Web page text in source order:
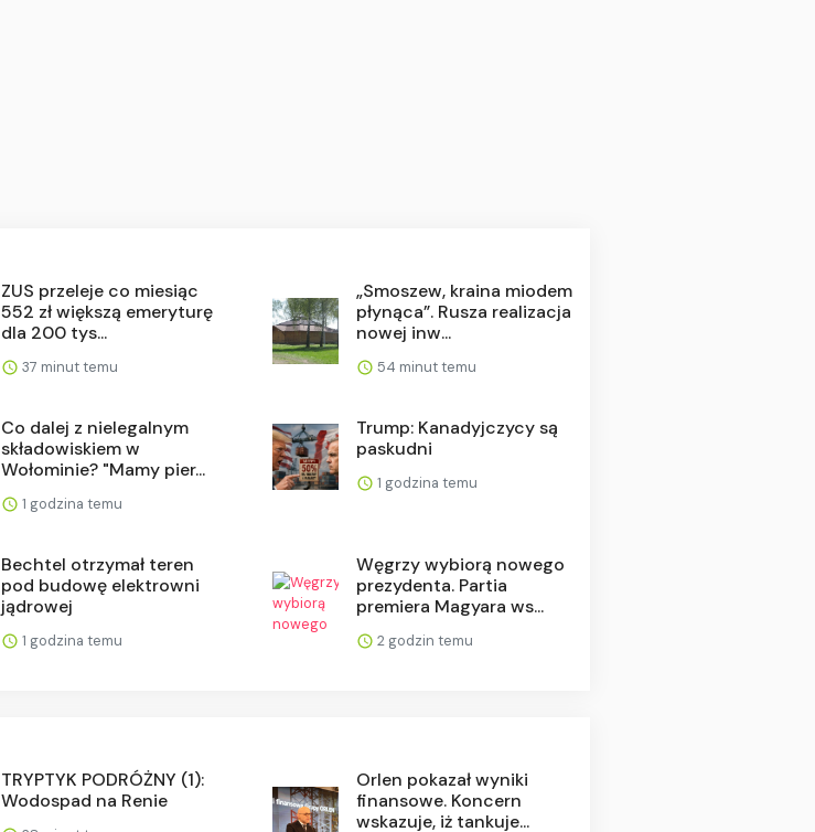
ZUS przeleje co miesiąc
552 zł większą emeryturę
dla 200 tys...
37 minut temu
„Smoszew, kraina miodem
płynąca”. Rusza realizacja
nowej inw...
54 minut temu
Co dalej z nielegalnym
składowiskiem w
Wołominie? "Mamy pier...
1 godzina temu
Trump: Kanadyjczycy są
paskudni
1 godzina temu
Bechtel otrzymał teren
pod budowę elektrowni
jądrowej
1 godzina temu
Węgrzy wybiorą nowego
prezydenta. Partia
premiera Magyara ws...
2 godzin temu
TRYPTYK PODRÓŻNY (1):
Wodospad na Renie
Orlen pokazał wyniki
finansowe. Koncern
wskazuje, iż tankuje...